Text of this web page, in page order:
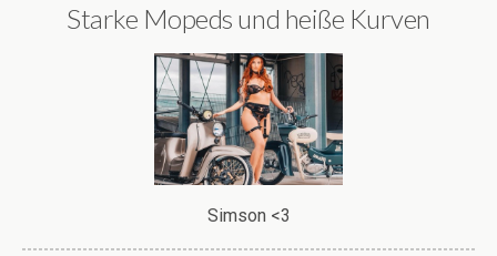
Starke Mopeds und heiße Kurven
Simson <3